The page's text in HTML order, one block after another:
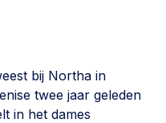
bij Northa in
twee jaar geleden
in het dames